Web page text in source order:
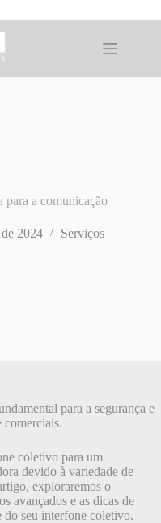
para a comunicação
2024 Serviços
para a segurança e
comerciais.
coletivo para um
devido à variedade de
exploraremos o
avançados e as dicas de
do seu interfone coletivo.